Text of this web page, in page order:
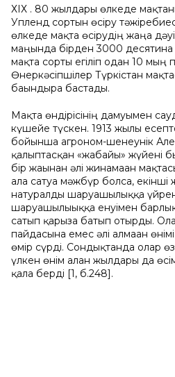
ХІХ ғ. 80 жылдары өлкеде
Упленд сортын өсіру
өлкеде мақта өсірудің жаңа
маңында бірден 3000
мақта сорты егіліп одан 10 мың
Өнеркәсіпшілер Түркістан
бағындыра бастады.
Мақта өндірісінің дамуымен
күшейе түскен. 1913 жылғы
бойынша агроном-шенеунік
қалыптасқан «жабайы» жүйені
бір жағынан әлі жинамаған
ала сатуға мәжбүр болса, екінші
натуралды шаруашылыққа
шаруашылығыққа енуімен барлық
сатып қарызға батып отырды.
пайдасына емес әлі алмаған өнімі
өмір сүрді. Сондықтанда олар
үлкен өнім алған жылдары да
қала берді [1, б.248].